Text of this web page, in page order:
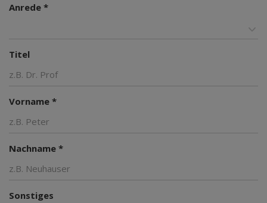
Anrede *
Titel
Vorname *
Nachname *
Sonstiges